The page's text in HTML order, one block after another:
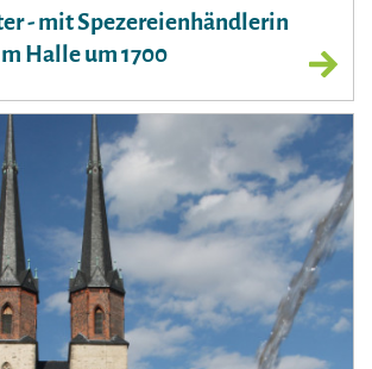
- mit Spezereienhändlerin
Halle um 1700